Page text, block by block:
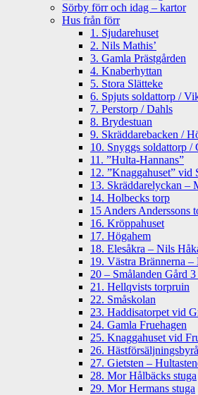
Sörby förr och idag – kartor
Hus från förr
1. Sjudarehuset
2. Nils Mathis’
3. Gamla Prästgården
4. Knaberhyttan
5. Stora Slätteke
6. Spjuts soldattorp /
7. Perstorp / Dahls
8. Brydestuan
9. Skräddarebacken /
10. Snyggs soldattorp /
11. ”Hulta-Hannans”
12. ”Knaggahuset” vid
13. Skräddarelyckan –
14. Holbecks torp
15 Anders Anderssons
16. Kröppahuset
17. Högahem
18. Elesåkra – Nils
19. Västra Brännerna –
20 – Smålanden Gård
21. Hellqvists torpruin
22. Småskolan
23. Haddisatorpet vid
24. Gamla Fruehagen
25. Knaggahuset vid
26.
27. Gietsten –
28. Mor Hålbäcks stuga
29. Mor Hermans stuga